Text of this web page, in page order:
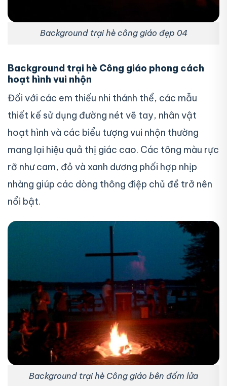
Background trại hè công giáo đẹp 04
Background trại hè Công giáo phong cách
hoạt hình vui nhộn
Đối với các em thiếu nhi thánh thể, các mẫu
thiết kế sử dụng đường nét vẽ tay, nhân vật
hoạt hình và các biểu tượng vui nhộn thường
mang lại hiệu quả thị giác cao. Các tông màu rực
rỡ như cam, đỏ và xanh dương phối hợp nhịp
nhàng giúp các dòng thông điệp chủ đề trở nên
nổi bật.
Background trại hè Công giáo bên đốm lửa